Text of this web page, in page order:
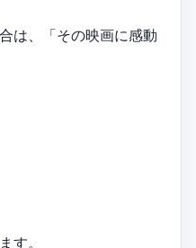
は、「その映画に感動
す。